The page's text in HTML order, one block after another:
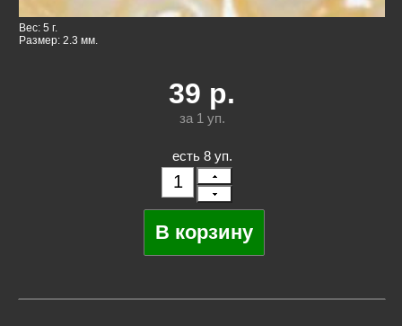
Вес: 5 г.
Размер: 2.3 мм.
39 р.
за 1 уп.
есть 8 уп.